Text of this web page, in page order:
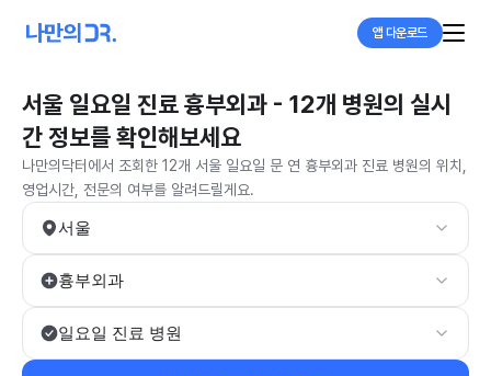
앱 다운로드
서울 일요일 진료 흉부외과 - 12개 병원의 실시
간 정보를 확인해보세요
나만의닥터에서 조회한 12개 서울 일요일 문 연 흉부외과 진료 병원의 위치,
영업시간, 전문의 여부를 알려드릴게요.
서울
흉부외과
일요일 진료 병원